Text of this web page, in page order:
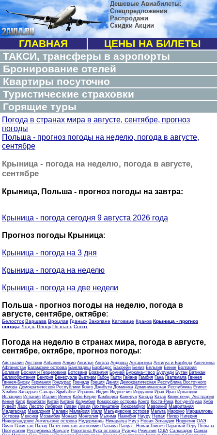
Дешевые Авиабилеты:
Спецпредложения
Распродажи
Скидки Акции
ГЛАВНАЯ
ЦЕНЫ НА БИЛЕТЫ
ТАКСИ, трансферы в аэропорты
Бронирование отелей
Квартиры посуточно
Туристические страховки
Горящие туры
Погода в странах мира в августе, сентябре, прогноз
погоды
Польша - прогноз погоды на неделю, погода в августе,
сентябре
Крыница - погода на неделю, погода в августе,
сентябре
Крыница, Польша - прогноз погоды на завтра:
Крыница - погода сегодня 9 августа 2026 года
Прогноз погоды Крыница:
Крыница - погода на 3 дня
Крыница - погода на неделю
Крыница - погода на две недели
Польша - прогноз погоды на неделю, погода в
августе, сентябре, октябре:
Белосток Варшава Вроцлав Гданьск Закопане Катовице Краков Крыница - прогноз
погоды Лодзь Плоцк Познань Сопот
Погода на неделю в странах мира, погода в августе,
сентябре, октябре, прогноз погоды:
Австралия Австрия Албания Алжир Ангилья Ангола Андорра Антарктика Антигуа и Барбуда Аргентина
Афганистан Багамские острова Бангладеш Барбадос Бахрейн Белиз Бельгия Бенин Болгария
Боливия Босния и Герцеговина Ботсвана Бразилия Бруней Буркина-Фасо Бурунди Бутан Ватикан
Великобритания Венгрия Венесуэла Вьетнам Габон Гаити Гайана Гамбия Гана Гватемала Гвинея
Гвинея-Бисау Германия Гондурас Гренада Греция Дания Демократическая Республика Восточного
Тимора Демократической Республики Конго Джибути Доминика Доминиканская Республика Египет
Замбия Западная Сахара Зимбабве Израиль Индия Индонезия Иордания Ирак Иран Ирландия
Исландия Испания Италия Йемен Кабо-Верде Камбоджа Камерун Канада Катар Квинсленд, Австралия
Кения Кипр Кирибати Китай Китайр Колумбия Коморские острова Конго Коста-Рика Кот-де-Ивуар Куба
Кувейт Лаос Лесото Либерия Ливан Ливия Лихтенштейн Люксембург Маврикий Мавритания
Мадагаскар Македония Малави Малайзия Мали Мальдивские острова Мальта Марокко Маршалловы
Острова Мексика Мозамбик Монако Монголия Мьянма Намибия Науру Непал Нигер Нигерия
Нидерландские Антильские острова Нидерланды Никарагуа Ниуэ Новая Зеландия Норвегия ОАЭ
Оман Пакистан Палау Палестинская автономия Панама Папуа - Новая Гвинея Парагвай Перу Польша
Португалия Республика Вануату Роротонга Кука острова Руанда Румыния США Сальвадор Самоа